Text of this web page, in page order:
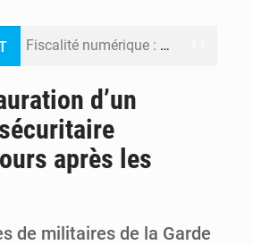
Fiscalité numérique : Seules les startups bénéficient de l’exonération, mais l’arrêté interministériel reste en vigueur (Mise au point)
d’un
après les
de militaires de la Garde